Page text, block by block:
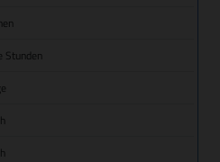
Stunden